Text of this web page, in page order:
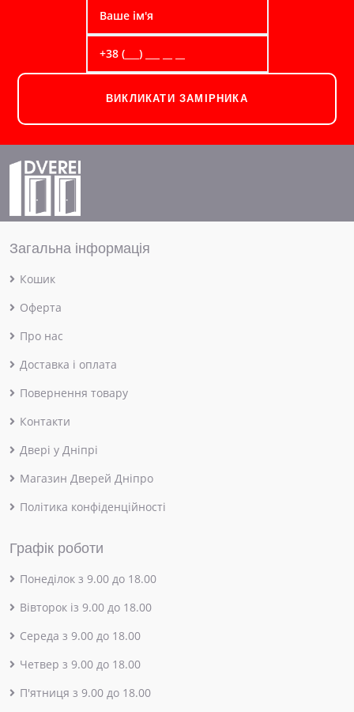
ВИКЛИКАТИ ЗАМІРНИКА
Загальна інформація
Кошик
Оферта
Про нас
Доставка і оплата
Повернення товару
Контакти
Двері у Дніпрі
Магазин Дверей Дніпро
Політика конфіденційності
Графік роботи
Понеділок з 9.00 до 18.00
Вівторок із 9.00 до 18.00
Середа з 9.00 до 18.00
Четвер з 9.00 до 18.00
П'ятниця з 9.00 до 18.00